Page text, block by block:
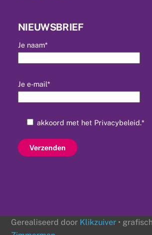
NIEUWSBRIEF
Je naam*
Je e-mail*
akkoord met het Privacybeleid.*
Gerealiseerd door Klikzuiver •